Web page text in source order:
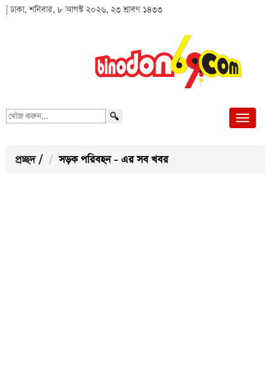
| ঢাকা, শনিবার, ৮ আগস্ট ২০২৬, ২৩ শ্রাবণ ১৪৩৩
খোঁজ
প্রচ্ছদ / সড়ক পরিবহন - এর সব খবর